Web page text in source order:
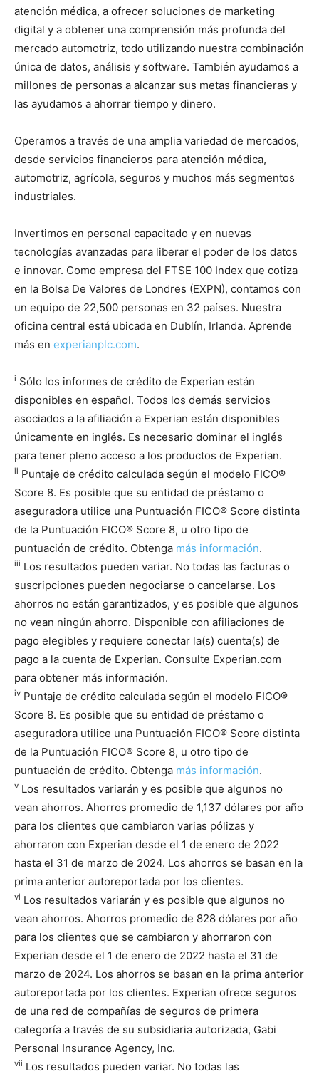
atención médica, a ofrecer soluciones de marketing
digital y a obtener una comprensión más profunda del
mercado automotriz, todo utilizando nuestra combinación
única de datos, análisis y software. También ayudamos a
millones de personas a alcanzar sus metas financieras y
las ayudamos a ahorrar tiempo y dinero.
Operamos a través de una amplia variedad de mercados,
desde servicios financieros para atención médica,
automotriz, agrícola, seguros y muchos más segmentos
industriales.
Invertimos en personal capacitado y en nuevas
tecnologías avanzadas para liberar el poder de los datos
e innovar. Como empresa del FTSE 100 Index que cotiza
en la Bolsa De Valores de Londres (EXPN), contamos con
un equipo de 22,500 personas en 32 países. Nuestra
oficina central está ubicada en Dublín, Irlanda. Aprende
más en experianplc.com.
i Sólo los informes de crédito de Experian están
disponibles en español. Todos los demás servicios
asociados a la afiliación a Experian están disponibles
únicamente en inglés. Es necesario dominar el inglés
para tener pleno acceso a los productos de Experian.
ii Puntaje de crédito calculada según el modelo FICO®
Score 8. Es posible que su entidad de préstamo o
aseguradora utilice una Puntuación FICO® Score distinta
de la Puntuación FICO® Score 8, u otro tipo de
puntuación de crédito. Obtenga más información.
iii Los resultados pueden variar. No todas las facturas o
suscripciones pueden negociarse o cancelarse. Los
ahorros no están garantizados, y es posible que algunos
no vean ningún ahorro. Disponible con afiliaciones de
pago elegibles y requiere conectar la(s) cuenta(s) de
pago a la cuenta de Experian. Consulte Experian.com
para obtener más información.
iv Puntaje de crédito calculada según el modelo FICO®
Score 8. Es posible que su entidad de préstamo o
aseguradora utilice una Puntuación FICO® Score distinta
de la Puntuación FICO® Score 8, u otro tipo de
puntuación de crédito. Obtenga más información.
v Los resultados variarán y es posible que algunos no
vean ahorros. Ahorros promedio de 1,137 dólares por año
para los clientes que cambiaron varias pólizas y
ahorraron con Experian desde el 1 de enero de 2022
hasta el 31 de marzo de 2024. Los ahorros se basan en la
prima anterior autoreportada por los clientes.
vi Los resultados variarán y es posible que algunos no
vean ahorros. Ahorros promedio de 828 dólares por año
para los clientes que se cambiaron y ahorraron con
Experian desde el 1 de enero de 2022 hasta el 31 de
marzo de 2024. Los ahorros se basan en la prima anterior
autoreportada por los clientes. Experian ofrece seguros
de una red de compañías de seguros de primera
categoría a través de su subsidiaria autorizada, Gabi
Personal Insurance Agency, Inc.
vii Los resultados pueden variar. No todas las